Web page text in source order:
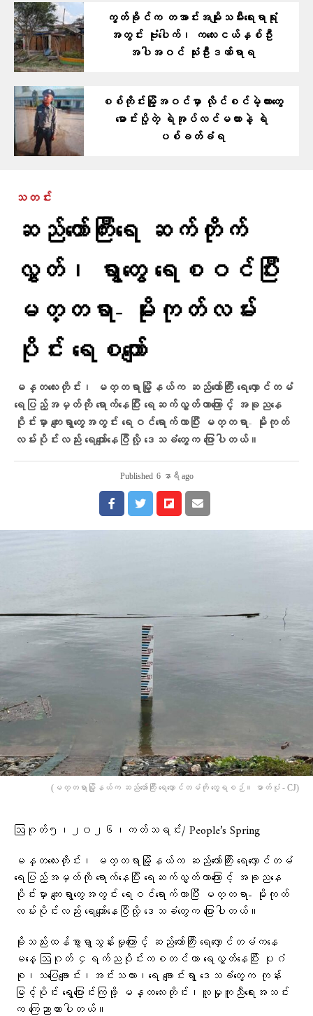
ကွတ်ခိုင်က တအာင်းအမျိုးသမီးရေးရာရုံး
အတွင်း ဗုံးပေါက်၊ ကလေးငယ်နှစ်ဦး
အပါအဝင် သုံးဦးဒဏ်ရာရ
စစ်ကိုင်းမြို့အဝင်မှာ လိုင်စင်မဲ့ကားတွေ
မောင်းပို့တဲ့ ရဲအုပ်လင်မယားနဲ့ ရဲ
ပစ်ခတ်ခံရ
သတင်း
ဆည်တော်ကြီးရေ ဆက်တိုက်
လွှတ်၊ ရွာတွေ ရေစဝင်ပြီး
မတ္တရာ- မိုးကုတ်လမ်း
ပိုင်း ရေစကျော်
မန္တလေးတိုင်း၊ မတ္တရာမြို့နယ်က ဆည်တော်ကြီး ရေလှောင်တမံ
ရေပြည့်အမှတ်ကို ရောက်နေပြီး ရေဆက်လွှတ်တာကြောင့် အခု‌‌ညနေ
ပိုင်းမှာ ကျေးရွာတွေအတွင်း ရေဝင်‌ရောက်လာပြီး မတ္တရာ- မိုးကုတ်
လမ်းပိုင်းလည်း ရေကျော်နေပြီလို့ ဒေသခံတွေက ပြောပါတယ်။
Published 6 နာရီ ago
(မတ္တရာမြို့နယ်က ဆည်တော်ကြီး ရေလှောင်တမံကို တွေ့ရစဉ်။ ဓာတ်ပုံ - CJ)
ဩဂုတ်၅၊၂၀၂၆၊ကတ်သရင်း/ People’s Spring
မန္တလေးတိုင်း၊ မတ္တရာမြို့နယ်က ဆည်တော်ကြီး ရေလှောင်တမံ
ရေပြည့်အမှတ်ကို ရောက်နေပြီး ရေဆက်လွှတ်တာကြောင့် အခု‌‌ညနေ
ပိုင်းမှာ ကျေးရွာတွေအတွင်း ရေဝင်‌ရောက်လာပြီး မတ္တရာ- မိုးကုတ်
လမ်းပိုင်းလည်း ရေကျော်နေပြီလို့ ဒေသခံတွေက ပြောပါတယ်။
မိုးသည်းထန်စွာရွာသွန်းမှုကြောင့် ဆည်တော်ကြီး ရေလှောင်တမံကနေ
မနေ့ ဩဂုတ် ၄ရက်ညပိုင်းကစတင်ကာ ရေလွှတ်နေပြီး ပုဂံ
စု၊သပြေချောင်း၊အင်းသကား၊ရေ‌ ချောင်းရွာ ဒေသခံတွေက ‌‌‌‌‌‌‌‌‌‌‌‌‌‌‌‌‌‌‌‌‌‌‌‌‌ကုန်း
မြင့်ပိုင်း ရွေ့ပြောင်းကြဖို့ မန္တလေးတိုင်း၊လူမှုကူညီရေးအသင်း
က ကြေညာထားပါတယ်။